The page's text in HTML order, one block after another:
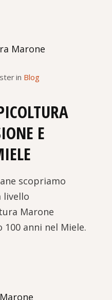
in Blog
E
scopriamo
livello
Marone
anni nel Miele.